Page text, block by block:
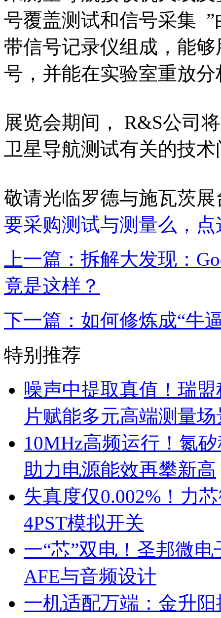
号覆盖测试和信号采集
带信号记录仪组成，能
号，并能在实验室重放
展览会期间， R&S公司
卫星导航测试有关的技
敬请光临罗德与施瓦茨
要采购测试与测量么，
上一篇：拆解大发现：
竟是这样？
下一篇：如何修炼成“牛
特别推荐
噪声中提取真值！瑞
片赋能多元高端测量场
10MHz高频运行！氮
助力电源能效再攀新高
失真度仅0.002%！力
4PST模拟开关
一“芯”双电！圣邦微
AFE与音频设计
一机适配万端：金升